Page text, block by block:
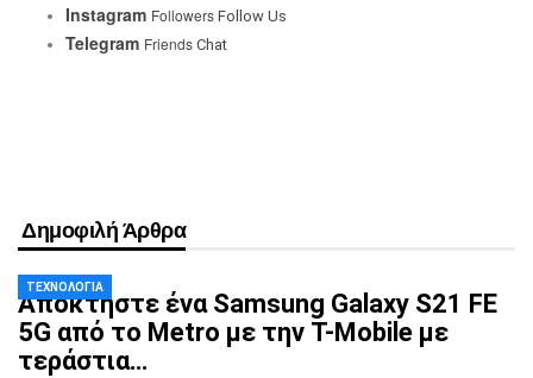
Instagram Followers Follow Us
Telegram Friends Chat
Δημοφιλή Άρθρα
ΤΕΧΝΟΛΟΓΊΑ
Αποκτήστε ένα Samsung Galaxy S21 FE
5G από το Metro με την T-Mobile με
τεράστια…